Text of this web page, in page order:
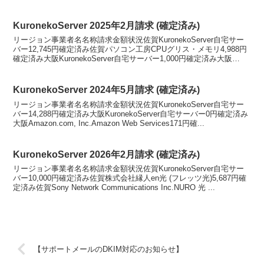
KuronekoServer 2025年2月請求 (確定済み)
リージョン事業者名名称請求金額状況佐賀KuronekoServer自宅サー
バー12,745円確定済み佐賀パソコン工房CPUグリス・メモリ4,988円
確定済み大阪KuronekoServer自宅サーバー1,000円確定済み大阪
KuronekoServer 2024年5月請求 (確定済み)
リージョン事業者名名称請求金額状況佐賀KuronekoServer自宅サー
バー14,288円確定済み大阪KuronekoServer自宅サーバー0円確定済み
大阪Amazon.com, Inc.Amazon Web Services171円確...
KuronekoServer 2026年2月請求 (確定済み)
リージョン事業者名名称請求金額状況佐賀KuronekoServer自宅サー
バー10,000円確定済み佐賀株式会社縁人en光 (フレッツ光)5,687円確
定済み佐賀Sony Network Communications Inc.NURO 光 ...
【サポートメールのDKIM対応のお知らせ】